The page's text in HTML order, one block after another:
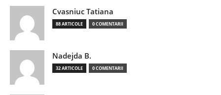
Cvasniuc Tatiana
88 ARTICOLE 0 COMENTARII
Nadejda B.
32 ARTICOLE 0 COMENTARII